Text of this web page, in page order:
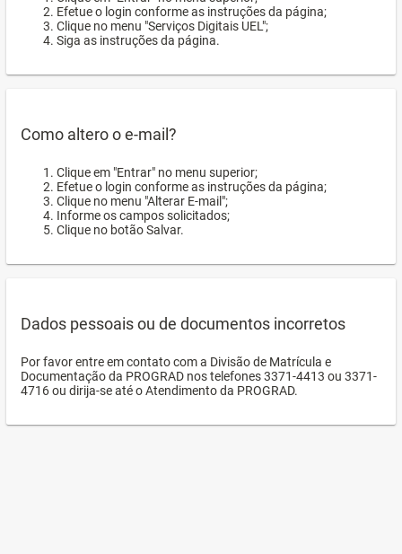
Efetue o login conforme as instruções da página;
Clique no menu "Serviços Digitais UEL";
Siga as instruções da página.
Como altero o e-mail?
Clique em "Entrar" no menu superior;
Efetue o login conforme as instruções da página;
Clique no menu "Alterar E-mail";
Informe os campos solicitados;
Clique no botão Salvar.
Dados pessoais ou de documentos incorretos
Por favor entre em contato com a Divisão de Matrícula e
Documentação da PROGRAD nos telefones 3371-4413 ou 3371-
4716 ou dirija-se até o Atendimento da PROGRAD.